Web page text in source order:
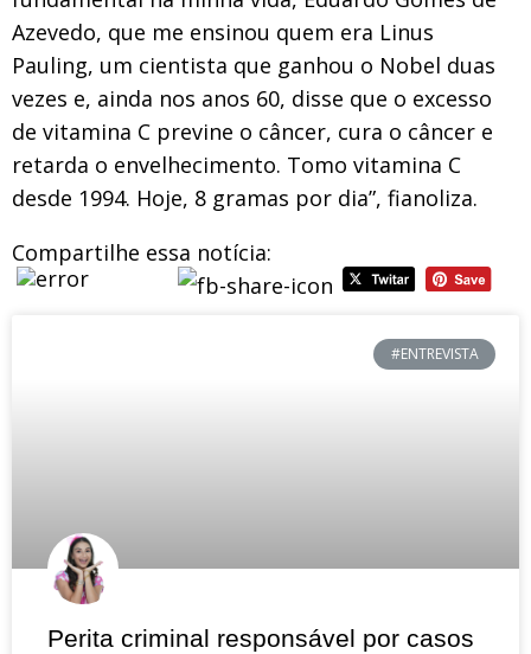
Azevedo, que me ensinou quem era Linus
Pauling, um cientista que ganhou o Nobel duas
vezes e, ainda nos anos 60, disse que o excesso
de vitamina C previne o câncer, cura o câncer e
retarda o envelhecimento. Tomo vitamina C
desde 1994. Hoje, 8 gramas por dia”, fianoliza.
Compartilhe essa notícia:
#ENTREVISTA
Perita criminal responsável por casos